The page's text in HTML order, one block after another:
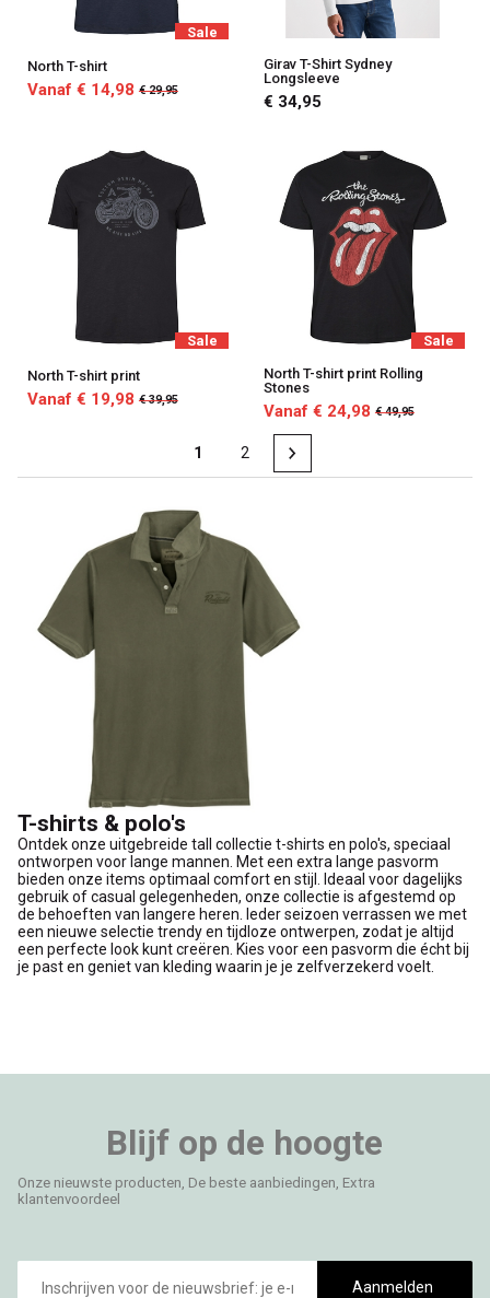
Sale
North T-shirt
Vanaf € 14,98 € 29,95
Girav T-Shirt Sydney
Longsleeve
€ 34,95
Sale
North T-shirt print
Vanaf € 19,98 € 39,95
Sale
North T-shirt print Rolling
Stones
Vanaf € 24,98 € 49,95
1 2
T-shirts & polo's
Ontdek onze uitgebreide tall collectie t-shirts en polo's, speciaal
ontworpen voor lange mannen. Met een extra lange pasvorm
bieden onze items optimaal comfort en stijl. Ideaal voor dagelijks
gebruik of casual gelegenheden, onze collectie is afgestemd op
de behoeften van langere heren. Ieder seizoen verrassen we met
een nieuwe selectie trendy en tijdloze ontwerpen, zodat je altijd
een perfecte look kunt creëren. Kies voor een pasvorm die écht bij
je past en geniet van kleding waarin je je zelfverzekerd voelt.
Blijf op de hoogte
Onze nieuwste producten, De beste aanbiedingen, Extra
klantenvoordeel
mailadres
Aanmelden